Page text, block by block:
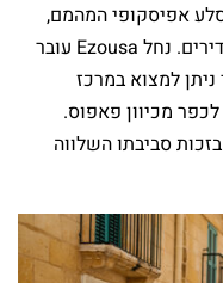
אפיסקופי המהמם,
מונוליט מרשים שהוא ביתם של בזים נדירים. נחל Ezousa עובר
למצוא במרכז
מכיוון פאפוס.
סביבתו השלווה